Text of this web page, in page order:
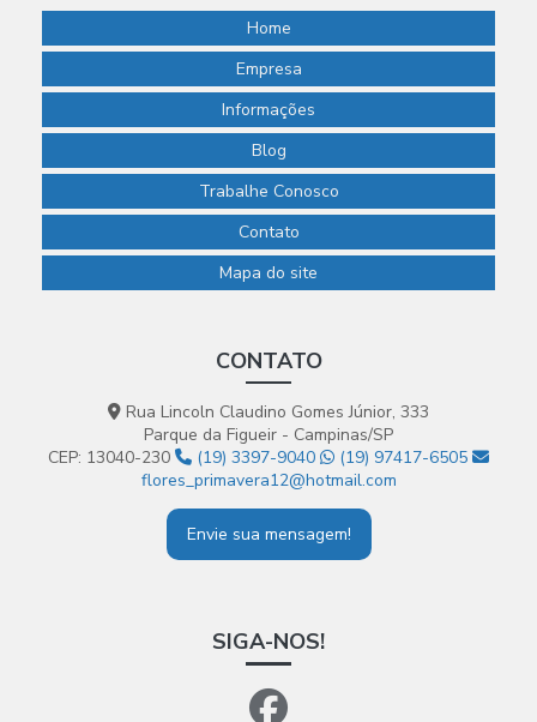
Home
Empresa
Informações
Blog
Trabalhe Conosco
Contato
Mapa do site
CONTATO
Rua Lincoln Claudino Gomes Júnior, 333
Parque da Figueir - Campinas/SP
CEP: 13040-230
(19) 3397-9040
(19) 97417-6505
flores_primavera12@hotmail.com
Envie sua mensagem!
SIGA-NOS!